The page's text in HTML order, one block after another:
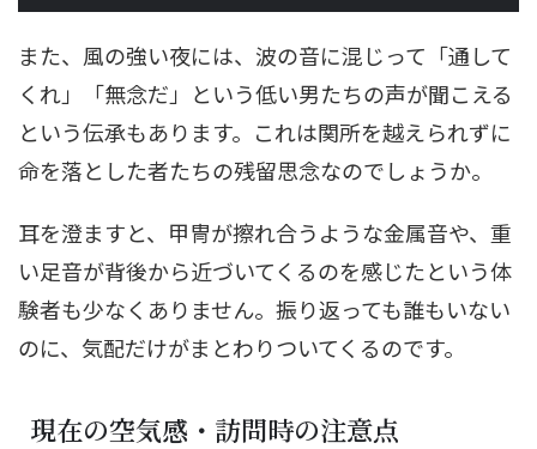
また、風の強い夜には、波の音に混じって「通して
くれ」「無念だ」という低い男たちの声が聞こえる
という伝承もあります。これは関所を越えられずに
命を落とした者たちの残留思念なのでしょうか。
耳を澄ますと、甲冑が擦れ合うような金属音や、重
い足音が背後から近づいてくるのを感じたという体
験者も少なくありません。振り返っても誰もいない
のに、気配だけがまとわりついてくるのです。
現在の空気感・訪問時の注意点